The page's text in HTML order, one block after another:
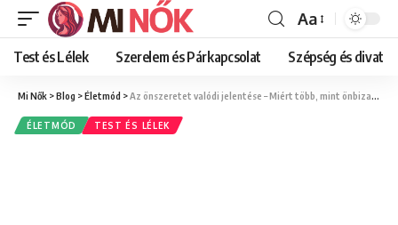
Font
Resizer
Aa
Test és Lélek Szerelem és Párkapcsolat Szépség és divat
Mi Nők >Blog >Életmód >Az önszeretet valódi jelentése – Miért több, mint önbizalom és magabiztosság?
ÉLETMÓD TEST ÉS LÉLEK